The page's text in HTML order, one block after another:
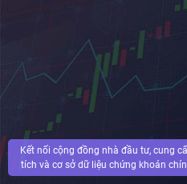
Kết nối cộng đồng nhà đầu tư, cung
tích và cơ sở dữ liệu chứng khoán